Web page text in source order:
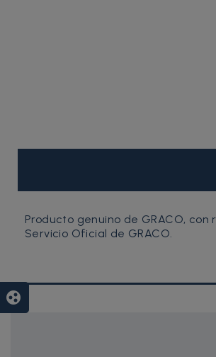
Producto genuino de GRACO,
Servicio Oficial de GRACO.
group_work